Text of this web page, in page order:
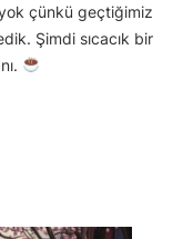
çünkü geçtiğimiz
Şimdi sıcacık bir